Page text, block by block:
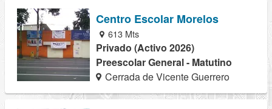
Centro Escolar Morelos
613 Mts
Privado (Activo 2026)
Preescolar General - Matutino
Cerrada de Vicente Guerrero